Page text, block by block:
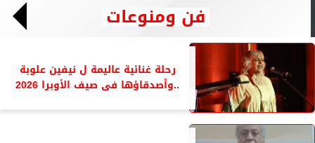
فن ومنوعات
رحلة غنائية عاليمة ل نيفين علوبة
..وأصدقاؤها فى صيف الأوبرا 2026